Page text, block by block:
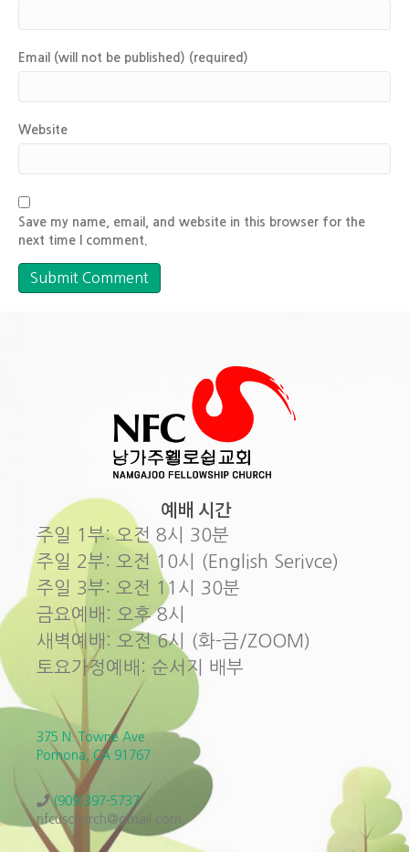
Email (will not be published) (required)
Website
Save my name, email, and website in this browser for the
next time I comment.
예배 시간
주일 1부: 오전 8시 30분
주일 2부: 오전 10시 (English Serivce)
주일 3부: 오전 11시 30분
금요예배: 오후 8시
새벽예배: 오전 6시 (화-금/ZOOM)
토요가정예배: 순서지 배부
375 N. Towne Ave.
Pomona, CA 91767
(909)397-5737
nfcuschurch@gmail.com